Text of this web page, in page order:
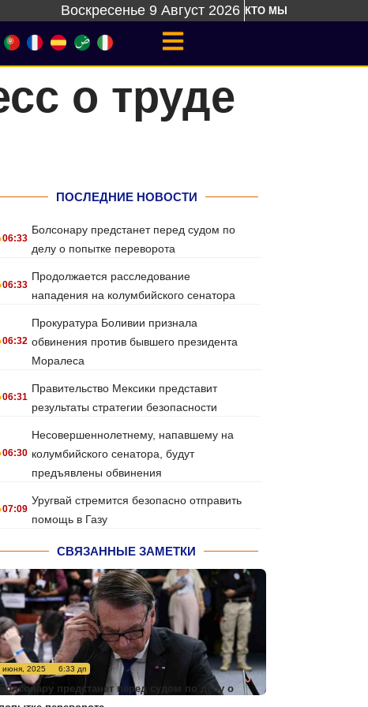
Воскресенье 9 Август 2026 КТО МЫ
о труде
ПОСЛЕДНИЕ НОВОСТИ
06:33
Болсонару предстанет перед судом по
делу о попытке переворота
06:33
Продолжается расследование
нападения на колумбийского сенатора
06:32
Прокуратура Боливии признала
обвинения против бывшего президента
Моралеса
06:31
Правительство Мексики представит
результаты стратегии безопасности
06:30
Несовершеннолетнему, напавшему на
колумбийского сенатора, будут
предъявлены обвинения
07:09
Уругвай стремится безопасно отправить
помощь в Газу
СВЯЗАННЫЕ ЗАМЕТКИ
июня, 2025 6:33 дп
Болсонару предстанет перед судом по делу о